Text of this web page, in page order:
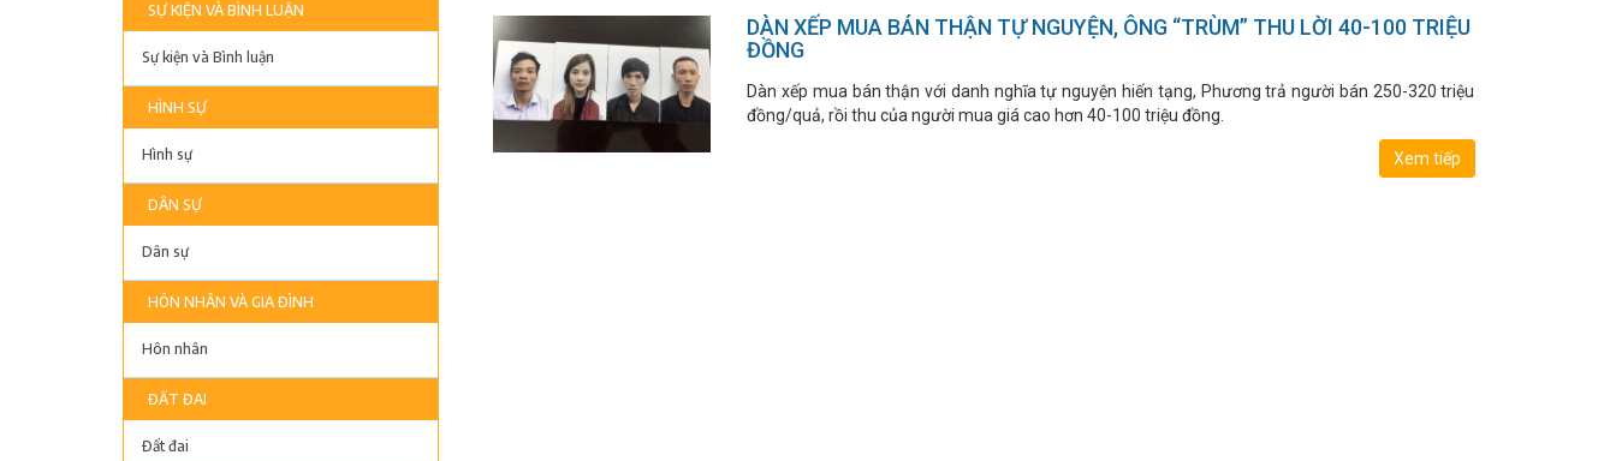
SỰ KIỆN VÀ BÌNH LUẬN
Sự kiện và Bình luận
HÌNH SỰ
Hình sự
DÂN SỰ
Dân sự
HÔN NHÂN VÀ GIA ĐÌNH
Hôn nhân
ĐẤT ĐAI
Đất đai
DÀN XẾP MUA BÁN THẬN TỰ NGUYỆN, ÔNG “TRÙM” THU LỜI 40-100 TRIỆU
ĐỒNG
Dàn xếp mua bán thận với danh nghĩa tự nguyện hiến tạng, Phương trả người bán 250-320 triệu
đồng/quả, rồi thu của người mua giá cao hơn 40-100 triệu đồng.
Xem tiếp